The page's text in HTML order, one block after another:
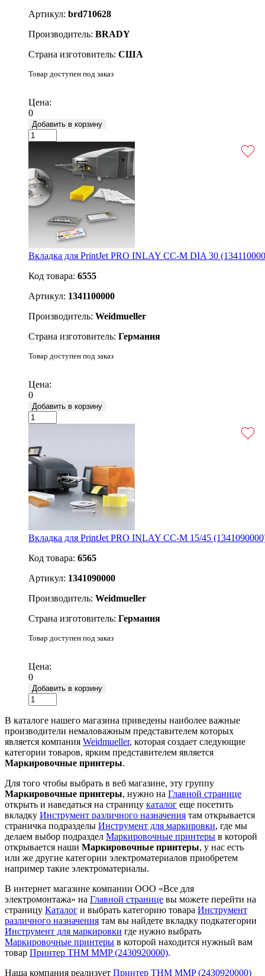
Артикул: brd710628
Производитель: BRADY
Страна изготовитель: США
Товар доступен под заказ
Цена:
0
Добавить в корзину
Вкладка для PrintJet PRO INLAY CC-M DIA 30
Код товара: 6555
Артикул: 1341100000
Производитель: Weidmueller
Страна изготовитель: Германия
Товар доступен под заказ
Цена:
0
Добавить в корзину
Вкладка для PrintJet PRO INLAY CC-M 15/45
Код товара: 6565
Артикул: 1341090000
Производитель: Weidmueller
Страна изготовитель: Германия
Товар доступен под заказ
Цена:
0
Добавить в корзину
В каталоге нашего магазина приведены наиболее важные
производители немаловажным представителем которых
является компания Weidmueller, которая создает следующие
категории товаров, ярким представителем является
Маркировочные принтеры.
Для того чтобы выбрать в веб магазине, эту группу
Маркировочные принтеры, нужно на Главной странице
открыть и наведаться на страницу каталог еще посетить
вкладку Инструмент различного назначения там открывается
страничка подразделы Инструмент для маркировки, где мы
делаем выбор подраздел Маркировочные принтеры в которой
открывается наши Маркировочные принтеры, у нас есть
или же другие категории электроматериалов приобретем
например такие электроматериалы.
В интернет магазине компании ООО «Все для
электромонтажа» на Главной странице вы можете перейти на
страницу Каталог и выбрать категорию товара Инструмент
различного назначения там вы найдете вкладку подкатегории
Инструмент для маркировки где нужно выбрать
Маркировочные принтеры в которой находится нужный вам
товар Принтер THM MMP (2430920000).
Наша компания реализует Принтер THM MMP (2430920000)